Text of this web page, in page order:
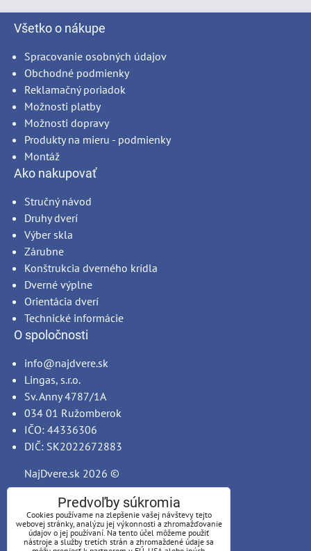
Všetko o nákupe
Spracovanie osobných údajov
Obchodné podmienky
Reklamačný poriadok
Možnosti platby
Možnosti dopravy
Produkty na mieru - podmienky
Montáž
Ako nakupovať
Stručný návod
Druhy dverí
Výber skla
Zárubne
Konštrukcia dverného krídla
Dverné výplne
Orientácia dverí
Technické informácie
O spoločnosti
info@najdvere.sk
Lingas, s.r.o.
Sv. Anny 4787/1A
034 01 Ružomberok
IČO: 44336306
DIČ: SK2022672883
NajDvere.sk 2026 ©
Predvoľby súkromia
Cookies používame na zlepšenie vašej návštevy tejto
webovej stránky, analýzu jej výkonnosti a zhromažďovanie
údajov o jej používaní. Na tento účel môžeme použiť
nástroje a služby tretích strán a zhromaždené údaje sa